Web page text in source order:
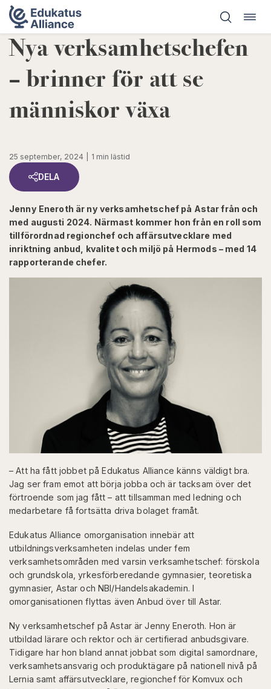
Hoppa
till
innehåll
Nya verksamhetschefen
– brinner för att se
människor växa
25 september, 2024 1 min lästid
DELA
Jenny Eneroth är ny verksamhetschef på Astar från och
med augusti 2024. Närmast kommer hon från en roll som
tillförordnad regionchef och affärsutvecklare med
inriktning anbud, kvalitet och miljö på Hermods – med 14
rapporterande chefer.
– Att ha fått jobbet på Edukatus Alliance känns väldigt bra.
Jag ser fram emot att börja jobba och är tacksam över det
förtroende som jag fått – att tillsamman med ledning och
medarbetare få fortsätta driva bolaget framåt.
Edukatus Alliance omorganisation innebär att
utbildningsverksamheten indelas under fem
verksamhetsområden med varsin verksamhetschef: förskola
och grundskola, yrkesförberedande gymnasier, teoretiska
gymnasier, Astar och NBI/Handelsakademin. I
omorganisationen flyttas även Anbud över till Astar.
Ny verksamhetschef på Astar är Jenny Eneroth. Hon är
utbildad lärare och rektor och är certifierad anbudsgivare.
Tidigare har hon bland annat jobbat som digital samordnare,
verksamhetsansvarig och produktägare på nationell nivå på
Lernia samt affärsutvecklare, regionchef för Komvux och